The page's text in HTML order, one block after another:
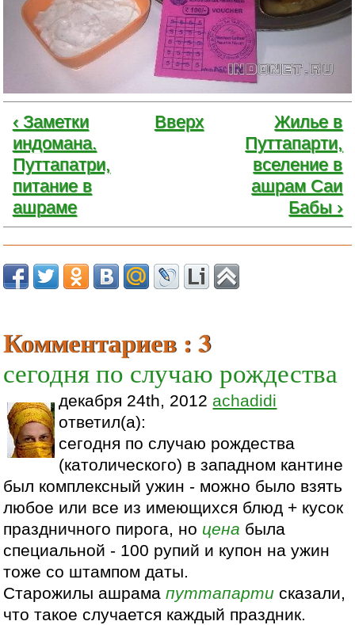
‹ Заметки
индомана.
Путтапатри,
питание в
ашраме
Вверх
Жилье в
Путтапарти,
вселение в
ашрам Саи
Бабы ›
Комментариев : 3
сегодня по случаю рождества
декабря 24th, 2012 achadidi
ответил(а):
сегодня по случаю рождества
(католического) в западном кантине
был комплексный ужин - можно было взять
любое или все из имеющихся блюд + кусок
праздничного пирога, но цена была
специальной - 100 рупий и купон на ужин
тоже со штампом даты.
Старожилы ашрамапуттапарти сказали,
что такое случается каждый праздник.